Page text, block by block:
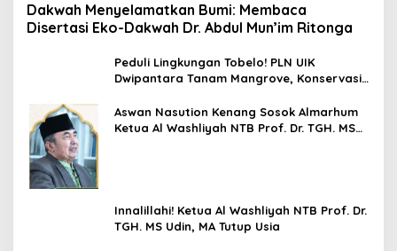
Dakwah Menyelamatkan Bumi: Membaca
Disertasi Eko-Dakwah Dr. Abdul Mun’im Ritonga
Peduli Lingkungan Tobelo! PLN UIK
Dwipantara Tanam Mangrove, Konservasi
Aswan Nasution Kenang Sosok Almarhum
Ketua Al Washliyah NTB Prof. Dr. TGH. MS
Innalillahi! Ketua Al Washliyah NTB Prof. Dr.
TGH. MS Udin, MA Tutup Usia